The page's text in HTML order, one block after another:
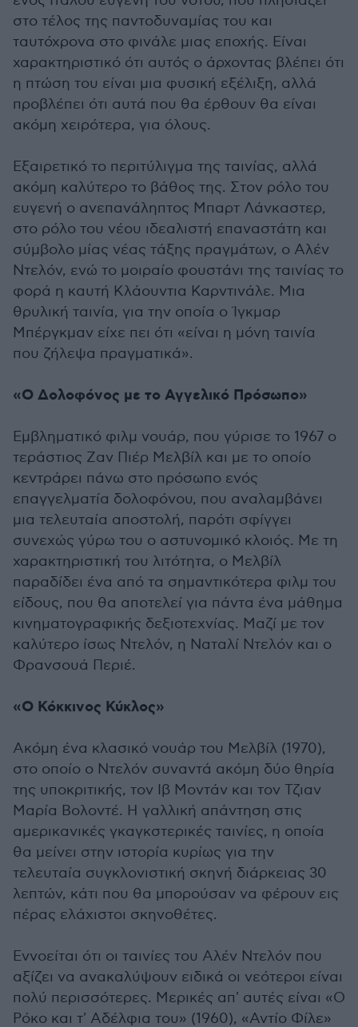
στο τέλος της παντοδυναμίας του και
ταυτόχρονα στο φινάλε μιας εποχής. Είναι
χαρακτηριστικό ότι αυτός ο άρχοντας βλέπει ότι
η πτώση του είναι μια φυσική εξέλιξη, αλλά
προβλέπει ότι αυτά που θα έρθουν θα είναι
ακόμη χειρότερα, για όλους.
Εξαιρετικό το περιτύλιγμα της ταινίας, αλλά
ακόμη καλύτερο το βάθος της. Στον ρόλο του
ευγενή ο ανεπανάληπτος Μπαρτ Λάνκαστερ,
στο ρόλο του νέου ιδεαλιστή επαναστάτη και
σύμβολο μίας νέας τάξης πραγμάτων, ο Αλέν
Ντελόν, ενώ το μοιραίο φουστάνι της ταινίας το
φορά η καυτή Κλάουντια Καρντινάλε. Μια
θρυλική ταινία, για την οποία ο Ίγκμαρ
Μπέργκμαν είχε πει ότι «είναι η μόνη ταινία
που ζήλεψα πραγματικά».
«Ο Δολοφόνος με το Αγγελικό Πρόσωπο»
Εμβληματικό φιλμ νουάρ, που γύρισε το 1967 ο
τεράστιος Ζαν Πιέρ Μελβίλ και με το οποίο
κεντράρει πάνω στο πρόσωπο ενός
επαγγελματία δολοφόνου, που αναλαμβάνει
μια τελευταία αποστολή, παρότι σφίγγει
συνεχώς γύρω του ο αστυνομικό κλοιός. Με τη
χαρακτηριστική του λιτότητα, ο Μελβίλ
παραδίδει ένα από τα σημαντικότερα φιλμ του
είδους, που θα αποτελεί για πάντα ένα μάθημα
κινηματογραφικής δεξιοτεχνίας. Μαζί με τον
καλύτερο ίσως Ντελόν, η Ναταλί Ντελόν και ο
Φρανσουά Περιέ.
«Ο Κόκκινος Κύκλος»
Ακόμη ένα κλασικό νουάρ του Μελβίλ (1970),
στο οποίο ο Ντελόν συναντά ακόμη δύο θηρία
της υποκριτικής, τον Ιβ Μοντάν και τον Τζιαν
Μαρία Βολοντέ. Η γαλλική απάντηση στις
αμερικανικές γκαγκστερικές ταινίες, η οποία
θα μείνει στην ιστορία κυρίως για την
τελευταία συγκλονιστική σκηνή διάρκειας 30
λεπτών, κάτι που θα μπορούσαν να φέρουν εις
πέρας ελάχιστοι σκηνοθέτες.
Εννοείται ότι οι ταινίες του Αλέν Ντελόν που
αξίζει να ανακαλύψουν ειδικά οι νεότεροι είναι
πολύ περισσότερες. Μερικές απ' αυτές είναι «Ο
Ρόκο και τ' Αδέλφια του» (1960), «Αντίο Φίλε»